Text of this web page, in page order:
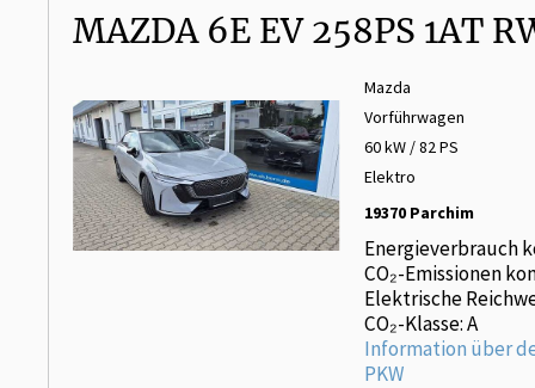
MAZDA 6E EV 258PS 1AT
Mazda
Vorführwagen
60 kW / 82 PS
Elektro
19370 Parchim
Energieverbrauch
CO₂-Emissionen
Elektrische
CO₂-Klasse: A
Information über
PKW